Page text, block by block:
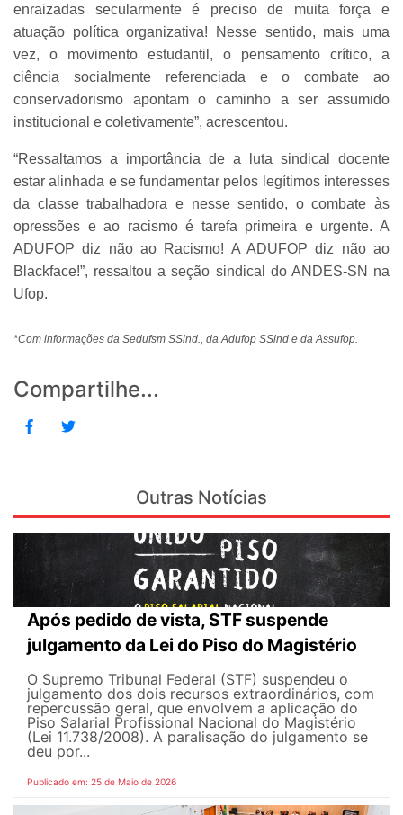
enraizadas secularmente é preciso de muita força e
atuação política organizativa! Nesse sentido, mais uma
vez, o movimento estudantil, o pensamento crítico, a
ciência socialmente referenciada e o combate ao
conservadorismo apontam o caminho a ser assumido
institucional e coletivamente”, acrescentou.
“Ressaltamos a importância de a luta sindical docente
estar alinhada e se fundamentar pelos legítimos interesses
da classe trabalhadora e nesse sentido, o combate às
opressões e ao racismo é tarefa primeira e urgente. A
ADUFOP diz não ao Racismo! A ADUFOP diz não ao
Blackface!”, ressaltou a seção sindical do ANDES-SN na
Ufop.
*Com informações da Sedufsm SSind., da Adufop SSind e da Assufop.
Compartilhe...
Outras Notícias
Após pedido de vista, STF suspende
julgamento da Lei do Piso do Magistério
O Supremo Tribunal Federal (STF) suspendeu o
julgamento dos dois recursos extraordinários, com
repercussão geral, que envolvem a aplicação do
Piso Salarial Profissional Nacional do Magistério
(Lei 11.738/2008). A paralisação do julgamento se
deu por...
Publicado em: 25 de Maio de 2026